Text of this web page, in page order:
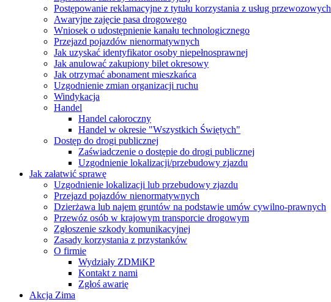
Postępowanie reklamacyjne z tytułu korzystania z usług przewozowych
Awaryjne zajęcie pasa drogowego
Wniosek o udostępnienie kanału technologicznego
Przejazd pojazdów nienormatywnych
Jak uzyskać identyfikator osoby niepełnosprawnej
Jak anulować zakupiony bilet okresowy
Jak otrzymać abonament mieszkańca
Uzgodnienie zmian organizacji ruchu
Windykacja
Handel
Handel całoroczny
Handel w okresie "Wszystkich Świętych"
Dostęp do drogi publicznej
Zaświadczenie o dostępie do drogi publicznej
Uzgodnienie lokalizacji/przebudowy zjazdu
Jak załatwić sprawę
Uzgodnienie lokalizacji lub przebudowy zjazdu
Przejazd pojazdów nienormatywnych
Dzierżawa lub najem gruntów na podstawie umów cywilno-prawnych
Przewóz osób w krajowym transporcie drogowym
Zgłoszenie szkody komunikacyjnej
Zasady korzystania z przystanków
O firmie
Wydziały ZDMiKP
Kontakt z nami
Zgłoś awarię
Akcja Zima